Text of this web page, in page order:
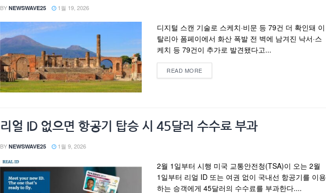
BY NEWSWAVE25 1월 19, 2026
디지털 스캔 기술로 스케치·비문 등 79건 더 확인돼 이
탈리아 폼페이에서 화산 폭발 전 벽에 남겨진 낙서·스
케치 등 79건이 추가로 발견됐다고...
READ MORE
리얼 ID 없으면 항공기 탑승 시 45달러 수수료 부과
BY NEWSWAVE25 1월 9, 2026
2월 1일부터 시행 미국 교통안전청(TSA)이 오는 2월
1일부터 리얼 ID 또는 여권 없이 국내선 항공기를 이용
하는 승객에게 45달러의 수수료를 부과한다....